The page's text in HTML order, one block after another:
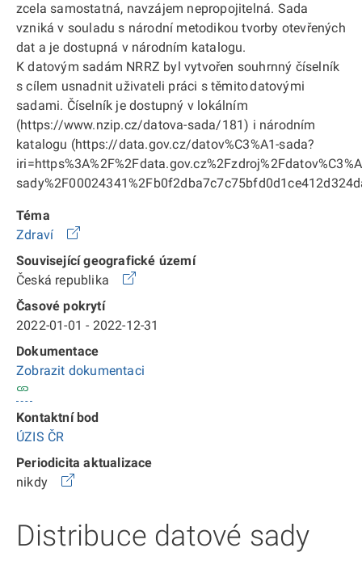
zcela samostatná, navzájem nepropojitelná. Sada
vzniká v souladu s národní metodikou tvorby otevřených
dat a je dostupná v národním katalogu.
K datovým sadám NRRZ byl vytvořen souhrnný číselník
s cílem usnadnit uživateli práci s těmito datovými
sadami. Číselník je dostupný v lokálním
(https://www.nzip.cz/datova-sada/181) i národním
katalogu (https://data.gov.cz/datov%C3%A1-sada?
Téma
Zdraví
Související geografické území
Česká republika
Časové pokrytí
2022-01-01 - 2022-12-31
Dokumentace
Zobrazit dokumentaci
Kontaktní bod
ÚZIS ČR
Periodicita aktualizace
nikdy
Distribuce datové sady